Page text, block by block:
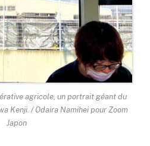
agricole, un portrait géant du
Kenji. / Odaira Namihei pour Zoom
Japon